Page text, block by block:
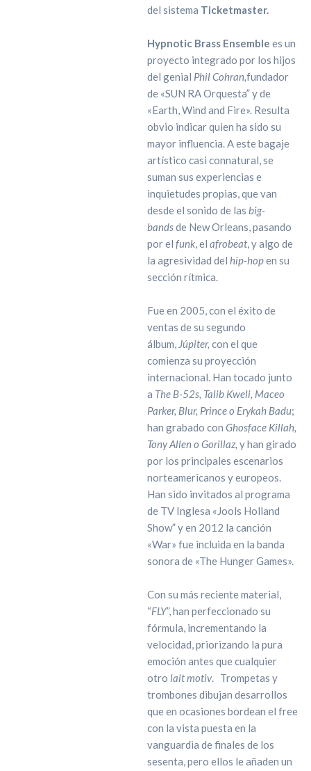
del sistema Ticketmaster.
Hypnotic Brass Ensemble es un
proyecto integrado por los hijos
del genial Phil Cohran,fundador
de «SUN RA Orquesta” y de
«Earth, Wind and Fire». Resulta
obvio indicar quien ha sido su
mayor influencia. A este bagaje
artístico casi connatural, se
suman sus experiencias e
inquietudes propias, que van
desde el sonido de las big-
bandsde New Orleans, pasando
por el funk, el afrobeat, y algo de
la agresividad del hip-hopen su
sección rítmica.
Fue en 2005, con el éxito de
ventas de su segundo
álbum, Júpiter, con el que
comienza su proyección
internacional. Han tocado junto
a The B-52s, Talib Kweli, Maceo
Parker, Blur, Prince o Erykah Badu;
han grabado con Ghosface Killah,
Tony Allen o Gorillaz, y han girado
por los principales escenarios
norteamericanos y europeos.
Han sido invitados al programa
de TV Inglesa «Jools Holland
Show” y en 2012 la canción
«War» fue incluida en la banda
sonora de «The Hunger Games».
Con su más reciente material,
“FLY”, han perfeccionado su
fórmula, incrementando la
velocidad, priorizando la pura
emoción antes que cualquier
otro lait motiv. Trompetas y
trombones dibujan desarrollos
que en ocasiones bordean el free
con la vista puesta en la
vanguardia de finales de los
sesenta, pero ellos le añaden un